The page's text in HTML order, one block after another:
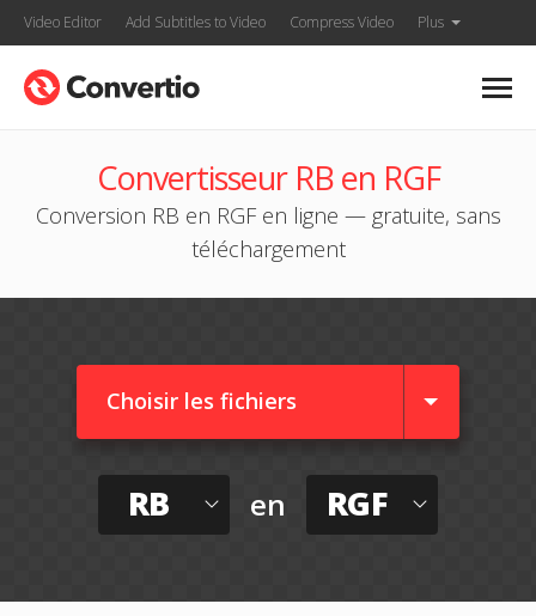
Video Editor Add Subtitles to Video Compress Video Plus
Convertisseur RB en RGF
Conversion RB en RGF en ligne — gratuite, sans
téléchargement
Choisir les fichiers
RB en RGF